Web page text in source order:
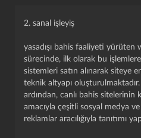
bırakmaktadır. bu nedenle,
organizasyonun üst
ulaşılması için tek başına yeterli
bahis oyuncularının fon
hesaplarının ekseriyetle
olmayan kişilere ait olduğu ve bu
kullandırmaları karşılığında
2. sanal işleyiş
yasadışı bahis faaliyeti yürüten
sürecinde, ilk olarak bu işlemlere
sistemleri satın alınarak siteye
teknik altyapı
ardından, canlı bahis sitelerinin
amacıyla çeşitli sosyal medya
reklamlar aracılığıyla tanıtımı